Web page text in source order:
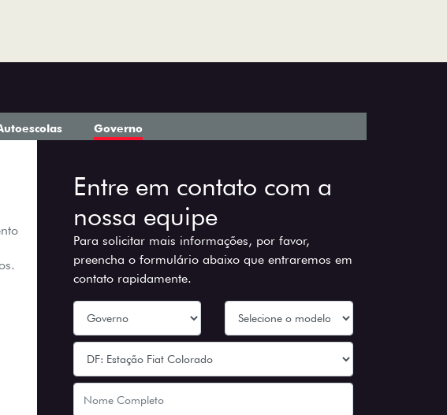
Governo
Entre em contato com a
nossa equipe
Para solicitar mais informações, por favor,
preencha o formulário abaixo que entraremos em
contato rapidamente.